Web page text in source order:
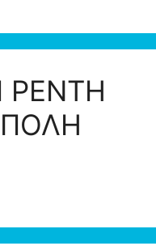
ΡΕΝΤΗ